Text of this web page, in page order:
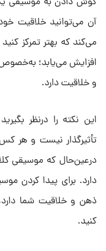
آن می‌توانید خلاقیت
می‌کند که بهتر تمرکز
افزایش می‌یابد؛ به‌خصوص
و خلاقیت دارد.
این نکته را درنظر
تأثیرگذار نیست و هر
درعین‌حال که موسیقی
دارد. برای پیدا کردن
ذهن و خلاقیت شما
کنید.